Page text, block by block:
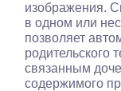
изображения.
в одном или
позволяет
родительского
связанным
содержимого